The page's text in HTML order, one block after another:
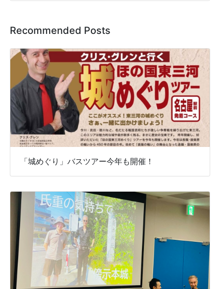
Recommended Posts
「城めぐり」バスツアー今年も開催！